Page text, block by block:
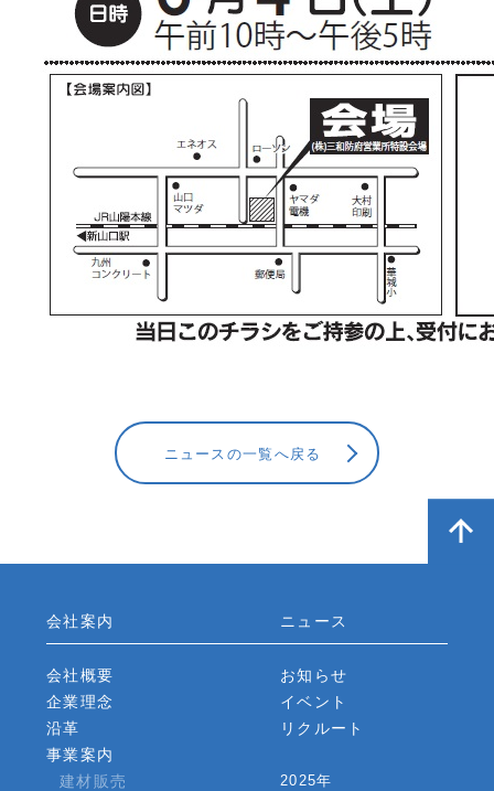
ニュースの一覧へ戻る
会社案内
会社概要
企業理念
沿革
事業案内
建材販売
ニュース
お知らせ
イベント
リクルート
2025年